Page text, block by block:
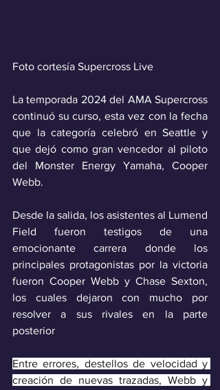
Foto cortesía Supercross Live
La temporada 2024 del AMA Supercross
continuó su curso, esta vez con la fecha
que la categoría celebró en Seattle y
que dejó como gran vencedor al piloto
del Monster Energy Yamaha, Cooper
Webb.
Desde la salida, los asistentes al Lumend
Field fueron testigos de una
emocionante carrera donde los
principales protagonistas por la victoria
fueron Cooper Webb y Chase Sexton,
los cuales dejaron con mucho por
resolver a sus rivales en la parte
posterior
Entre errores, destellos de velocidad y
creación de nuevas trazadas, Webb y